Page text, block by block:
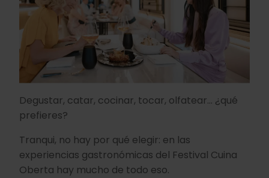
Degustar, catar, cocinar, tocar, olfatear… ¿qué
prefieres?
Tranqui, no hay por qué elegir: en las
experiencias gastronómicas del Festival Cuina
Oberta hay mucho de todo eso.